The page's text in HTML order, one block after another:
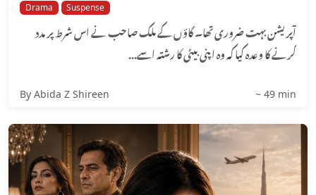
Drama Suspense
آپریشن بہت ضروری تھا۔ گاؤں کے ملک صاحب نے اس شرط پر مدد
کرنے کا وعدہ کیا کہ وہ اپنی بیٹی کا رشتہ اسے...
By Abida Z Shireen ~ 49 min